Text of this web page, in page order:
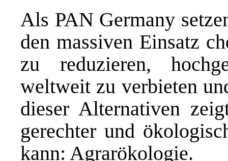
Als PAN Germany
den massiven Einsatz
zu reduzieren,
weltweit zu verbieten
dieser Alternativen
gerechter und
kann: Agrarökologie.